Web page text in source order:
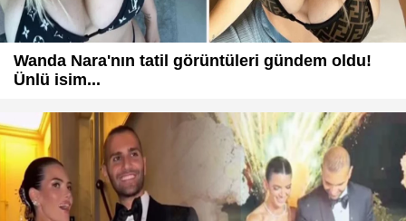
Wanda Nara'nın tatil görüntüleri gündem oldu!
Ünlü isim...